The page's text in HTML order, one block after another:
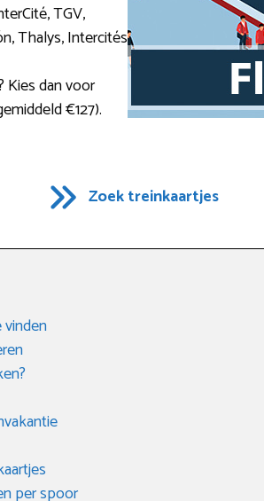
TGV,
Thalys, Intercités
Kies dan voor
€127).
Zoek treinkaartjes
per spoor